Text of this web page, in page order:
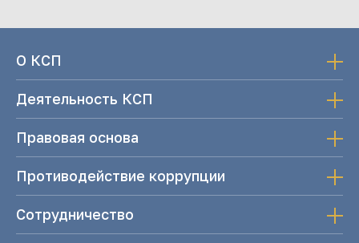
О КСП
Деятельность КСП
Правовая основа
Противодействие коррупции
Сотрудничество